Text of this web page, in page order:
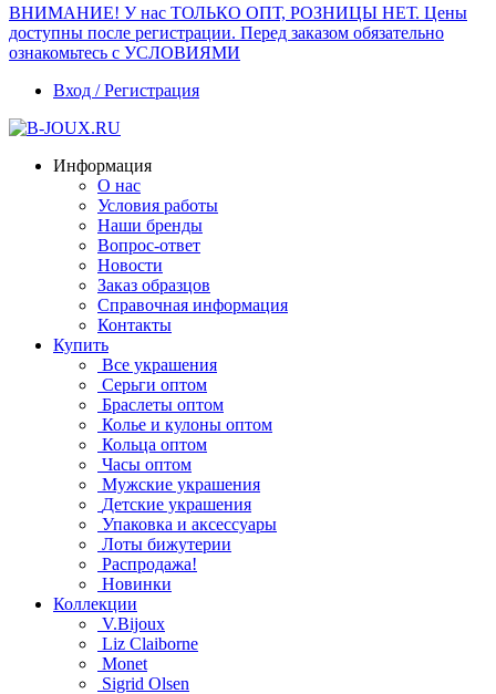
ВНИМАНИЕ! У нас ТОЛЬКО ОПТ, РОЗНИЦЫ НЕТ. Цены
доступны после регистрации. Перед заказом обязательно
ознакомьтесь с УСЛОВИЯМИ
Вход / Регистрация
Информация
О нас
Условия работы
Наши бренды
Вопрос-ответ
Новости
Заказ образцов
Справочная информация
Контакты
Купить
Все украшения
Серьги оптом
Браслеты оптом
Колье и кулоны оптом
Кольца оптом
Часы оптом
Мужские украшения
Детские украшения
Упаковка и аксессуары
Лоты бижутерии
Распродажа!
Новинки
Коллекции
V.Bijoux
Liz Claiborne
Monet
Sigrid Olsen